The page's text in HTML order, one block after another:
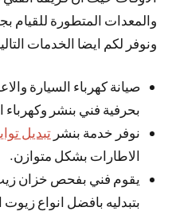
والمعدات المتطورة للقيام
ونوفر لكم ايضا الخدمات
صيانة كهرباء السيارة
بحرفية فني بنشر وكهرباء
نوفر خدمة بنشرتبديل
الاطارات بشكل متوازن.
يقوم فني بفحص خزان
بتبدليه بافضل انواع